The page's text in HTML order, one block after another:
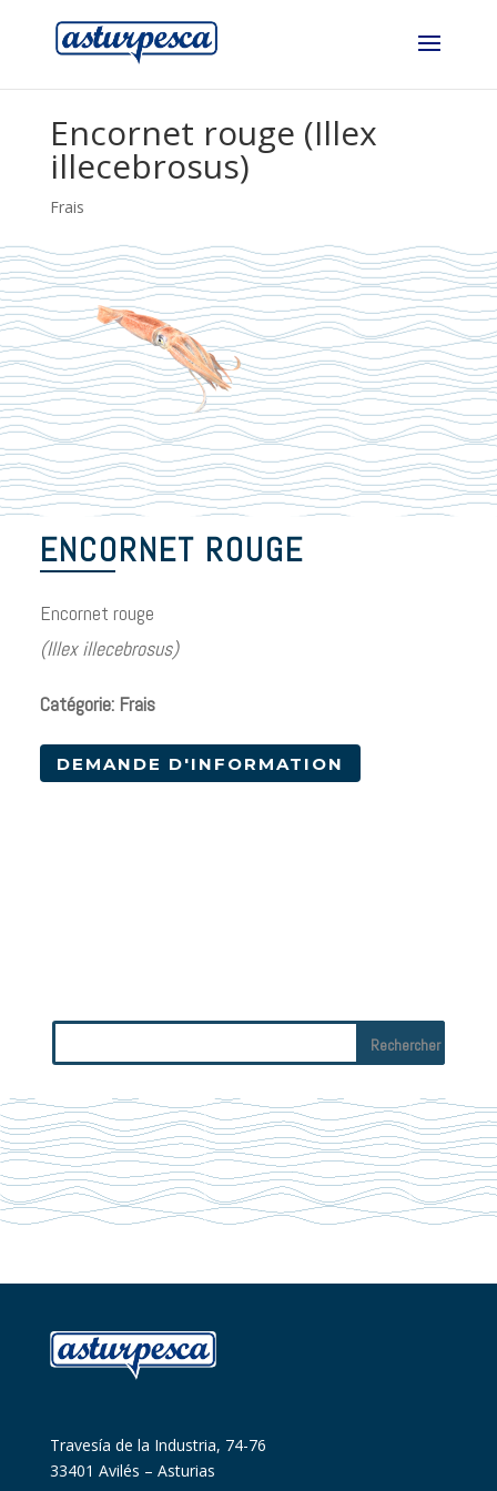
Encornet rouge (Illex
illecebrosus)
Frais
ENCORNET ROUGE
Encornet rouge
(Illex illecebrosus)
Catégorie: Frais
DEMANDE D'INFORMATION
Travesía de la Industria, 74-76
33401 Avilés – Asturias